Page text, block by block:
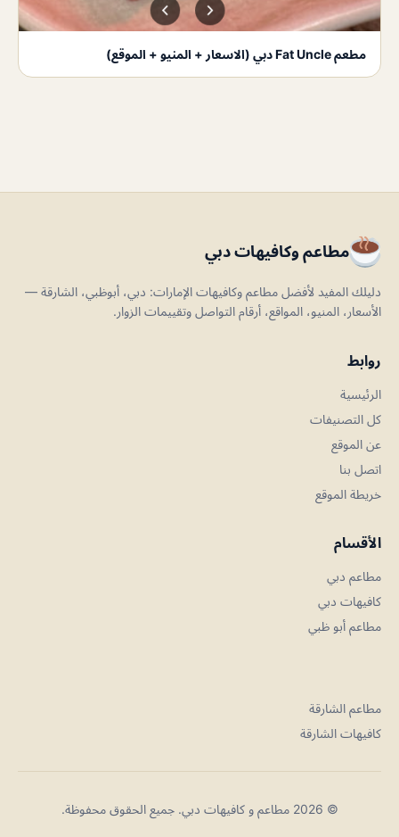
مطعم Fat Uncle دبي (الاسعار + المنيو + الموقع)
مطاعم وكافيهات دبي
دليلك المفيد لأفضل مطاعم وكافيهات الإمارات: دبي، أبوظبي، الشارقة —
الأسعار، المنيو، المواقع، أرقام التواصل وتقييمات الزوار.
روابط
الرئيسية
كل التصنيفات
عن الموقع
اتصل بنا
خريطة الموقع
الأقسام
مطاعم دبي
كافيهات دبي
مطاعم أبو ظبي
مطاعم الشارقة
كافيهات الشارقة
© 2026 مطاعم و كافيهات دبي. جميع الحقوق محفوظة.